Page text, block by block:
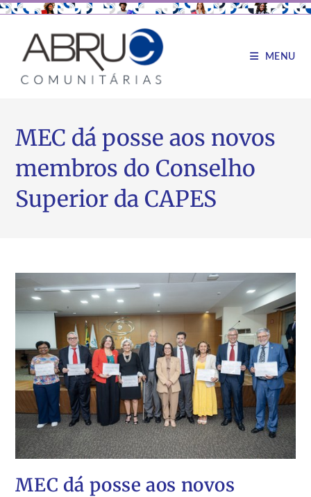
MENU
MEC dá posse aos novos
membros do Conselho
Superior da CAPES
MEC dá posse aos novos